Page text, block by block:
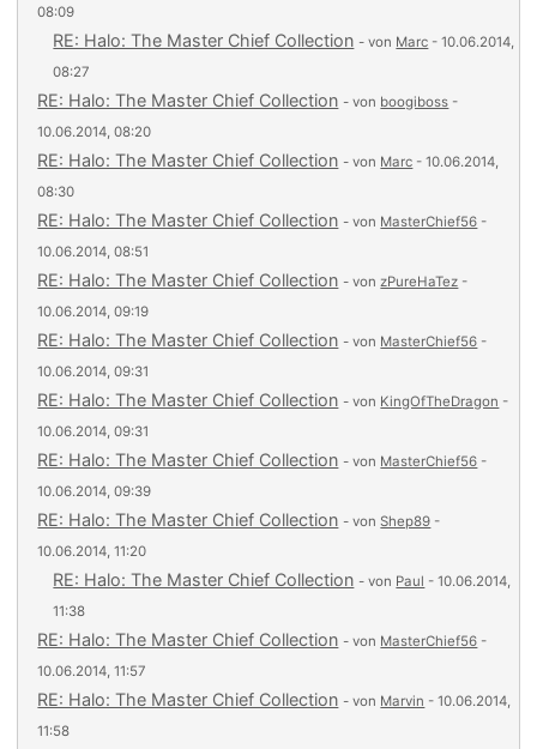
08:09
RE: Halo: The Master Chief Collection - von Marc - 10.06.2014,
08:27
RE: Halo: The Master Chief Collection - von boogiboss -
10.06.2014, 08:20
RE: Halo: The Master Chief Collection - von Marc - 10.06.2014,
08:30
RE: Halo: The Master Chief Collection - von MasterChief56 -
10.06.2014, 08:51
RE: Halo: The Master Chief Collection - vonzPureHaTez -
10.06.2014, 09:19
RE: Halo: The Master Chief Collection - von MasterChief56 -
10.06.2014, 09:31
RE: Halo: The Master Chief Collection - von KingOfTheDragon -
10.06.2014, 09:31
RE: Halo: The Master Chief Collection - von MasterChief56 -
10.06.2014, 09:39
RE: Halo: The Master Chief Collection - vonShep89 -
10.06.2014, 11:20
RE: Halo: The Master Chief Collection - von Paul - 10.06.2014,
11:38
RE: Halo: The Master Chief Collection - von MasterChief56 -
10.06.2014, 11:57
RE: Halo: The Master Chief Collection - von Marvin - 10.06.2014,
11:58